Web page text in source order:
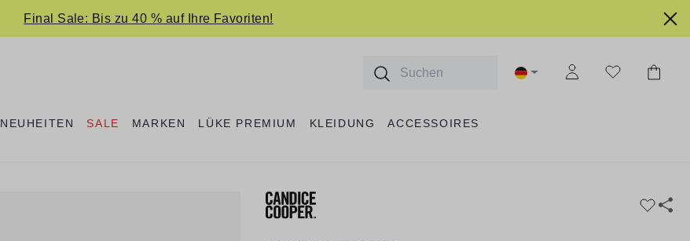
Final Sale: Bis zu 40 % auf Ihre Favoriten!
NEUHEITEN SALE MARKEN LÜKE PREMIUM KLEIDUNG ACCESSOIRES